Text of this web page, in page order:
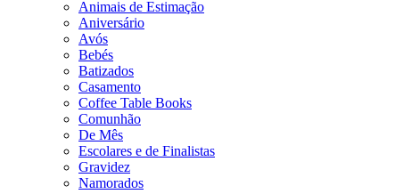
Animais de Estimação
Aniversário
Avós
Bebés
Batizados
Casamento
Coffee Table Books
Comunhão
De Mês
Escolares e de Finalistas
Gravidez
Namorados